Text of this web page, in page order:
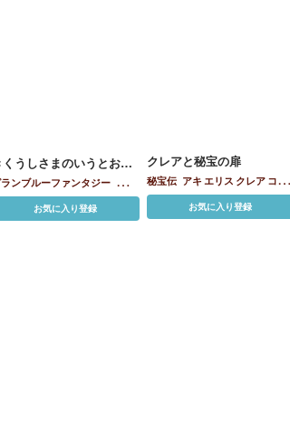
くうしさまのいうとおり
ンブルーファンタジー ゼタ
メアリリィ
お気に入り登録
クレアと秘宝の扉
秘宝伝 アキ エリス クレア コレ
ットシャーリーシャロンヒル
レオナ
お気に入り登録